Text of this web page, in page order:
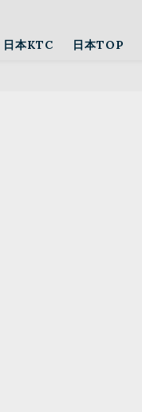
日本KTC 日本TOP